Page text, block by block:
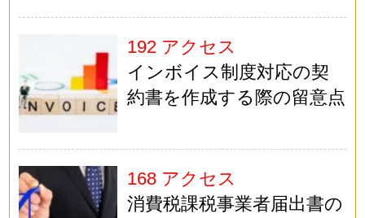
192 アクセス
インボイス制度対応の契
約書を作成する際の留意点
168 アクセス
消費税課税事業者届出書の